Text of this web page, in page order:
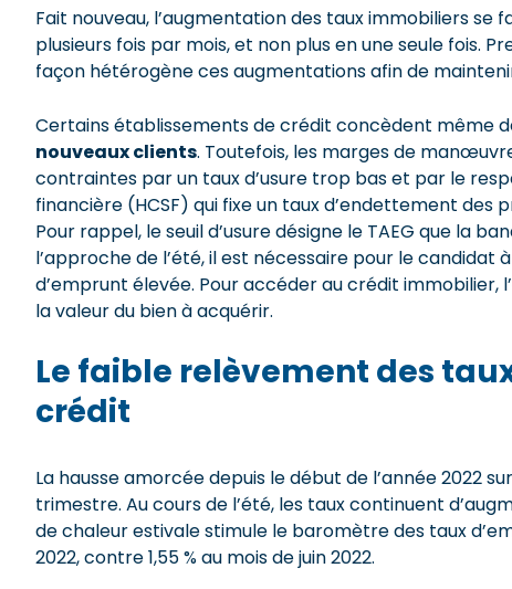
Fait nouveau, l’augmentation des taux immobiliers
plusieurs fois par mois, et non plus en une seule fois.
façon hétérogène ces augmentations afin de
Certains établissements de crédit concèdent même
nouveaux clients. Toutefois, les marges de
contraintes par un taux d’usure trop bas et par le
financière (HCSF) qui fixe un taux d’endettement
Pour rappel, le seuil d’usure désigne le TAEG que la
l’approche de l’été, il est nécessaire pour le
d’emprunt élevée. Pour accéder au crédit immobilier,
la valeur du bien à acquérir.
Le faible relèvement des
crédit
La hausse amorcée depuis le début de l’année 2022
trimestre. Au cours de l’été, les taux continuent
de chaleur estivale stimule le baromètre des taux
2022, contre 1,55 % au mois de juin 2022.